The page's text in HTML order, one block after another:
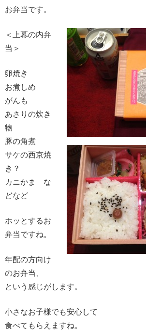
お弁当です。
＜上幕の内弁
当＞
卵焼き
お煮しめ
がんも
あさりの炊き
物
豚の角煮
サケの西京焼
き？
カニかま な
どなど
ホッとするお
弁当ですね。
年配の方向け
のお弁当、
という感じがします。
小さなお子様でも安心して
食べてもらえますね。